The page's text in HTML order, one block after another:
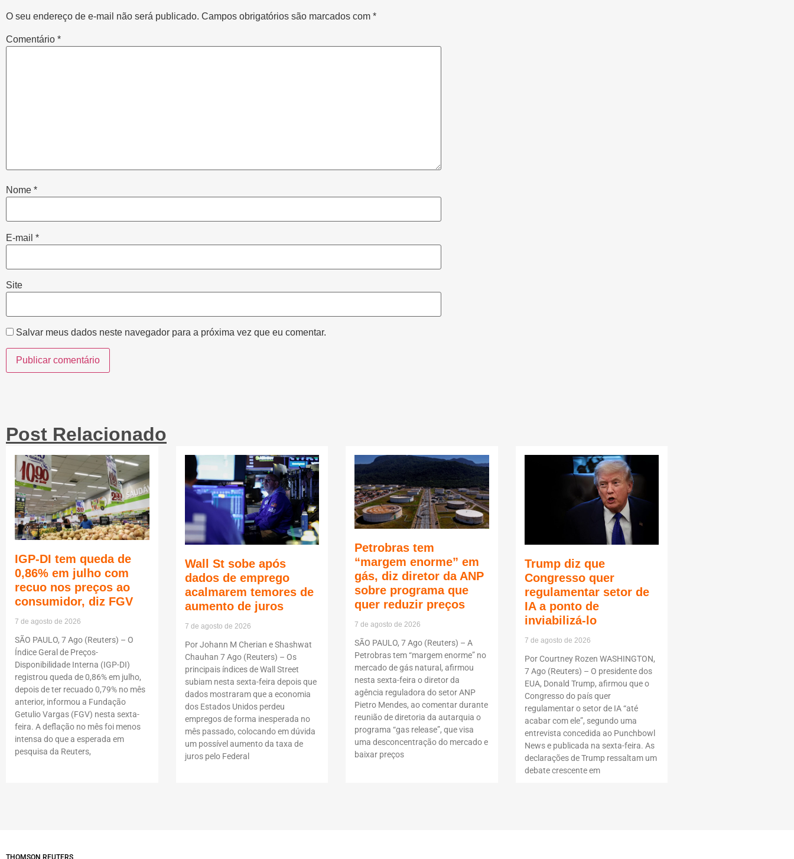
O seu endereço de e-mail não será publicado. Campos obrigatórios são marcados com *
Comentário *
Nome *
E-mail *
Site
Salvar meus dados neste navegador para a próxima vez que eu comentar.
Post Relacionado
IGP-DI tem queda de
0,86% em julho com
recuo nos preços ao
consumidor, diz FGV
7 de agosto de 2026
SÃO PAULO, 7 Ago (Reuters) – O
Índice Geral de Preços-
Disponibilidade Interna (IGP-DI)
registrou queda de 0,86% em julho,
depois de ter recuado 0,79% no mês
anterior, informou a Fundação
Getulio Vargas (FGV) nesta sexta-
feira. A deflação no mês foi menos
intensa do que a esperada em
pesquisa da Reuters,
Wall St sobe após
dados de emprego
acalmarem temores de
aumento de juros
7 de agosto de 2026
Por Johann M Cherian e Shashwat
Chauhan 7 Ago (Reuters) – Os
principais índices de Wall Street
subiam nesta sexta-feira depois que
dados mostraram que a economia
dos Estados Unidos perdeu
empregos de forma inesperada no
mês passado, colocando em dúvida
um possível aumento da taxa de
juros pelo Federal
Petrobras tem
“margem enorme” em
gás, diz diretor da ANP
sobre programa que
quer reduzir preços
7 de agosto de 2026
SÃO PAULO, 7 Ago (Reuters) – A
Petrobras tem “margem enorme” no
mercado de gás natural, afirmou
nesta sexta-feira o diretor da
agência reguladora do setor ANP
Pietro Mendes, ao comentar durante
reunião de diretoria da autarquia o
programa “gas release”, que visa
uma desconcentração do mercado e
baixar preços
Trump diz que
Congresso quer
regulamentar setor de
IA a ponto de
inviabilizá-lo
7 de agosto de 2026
Por Courtney Rozen WASHINGTON,
7 Ago (Reuters) – O presidente dos
EUA, Donald Trump, afirmou que o
Congresso do país quer
regulamentar o setor de IA “até
acabar com ele”, segundo uma
entrevista concedida ao Punchbowl
News e publicada na sexta-feira. As
declarações de Trump ressaltam um
debate crescente em
THOMSON REUTERS